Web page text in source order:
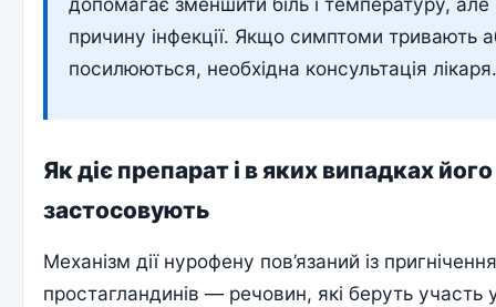
причину інфекції. Якщо симптоми тривають
посилюються, необхідна консультація лікаря.
Як діє препарат і в яких випадках його
застосовують
Механізм дії нурофену пов’язаний із
простагландинів — речовин, які беруть участь